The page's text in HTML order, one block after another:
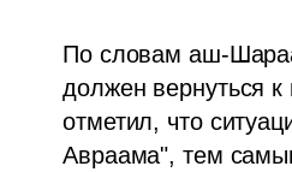
По словам аш-
должен вернуться
отметил, что
Авраама", тем